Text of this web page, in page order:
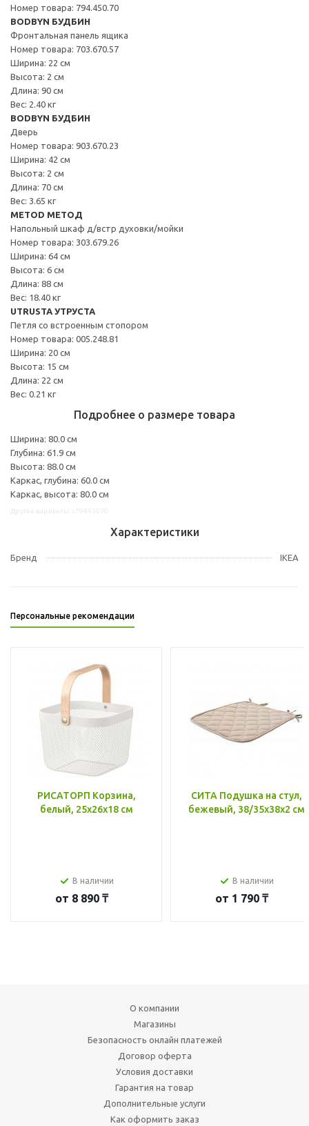
Номер товара: 794.450.70
BODBYN БУДБИН
Фронтальная панель ящика
Номер товара: 703.670.57
Ширина: 22 см
Высота: 2 см
Длина: 90 см
Вес: 2.40 кг
BODBYN БУДБИН
Дверь
Номер товара: 903.670.23
Ширина: 42 см
Высота: 2 см
Длина: 70 см
Вес: 3.65 кг
METOD МЕТОД
Напольный шкаф д/встр духовки/мойки
Номер товара: 303.679.26
Ширина: 64 см
Высота: 6 см
Длина: 88 см
Вес: 18.40 кг
UTRUSTA УТРУСТА
Петля со встроенным стопором
Номер товара: 005.248.81
Ширина: 20 см
Высота: 15 см
Длина: 22 см
Вес: 0.21 кг
Подробнее о размере товара
Ширина: 80.0 см
Глубина: 61.9 см
Высота: 88.0 см
Каркас, глубина: 60.0 см
Каркас, высота: 80.0 см
Характеристики
Бренд IKEA
Персональные рекомендации
РИСАТОРП Корзина,
белый, 25x26x18 см
В наличии
от 8 890 ₸
СИТА Подушка на стул,
бежевый, 38/35x38x2 см
В наличии
от 1 790 ₸
О компании
Магазины
Безопасность онлайн платежей
Договор оферта
Условия доставки
Гарантия на товар
Дополнительные услуги
Как оформить заказ